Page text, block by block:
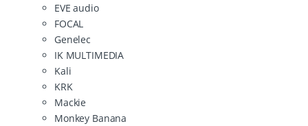
EVE audio
FOCAL
Genelec
IK MULTIMEDIA
Kali
KRK
Mackie
Monkey Banana